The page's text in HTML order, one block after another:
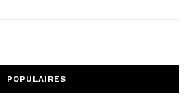
POPULAIRES